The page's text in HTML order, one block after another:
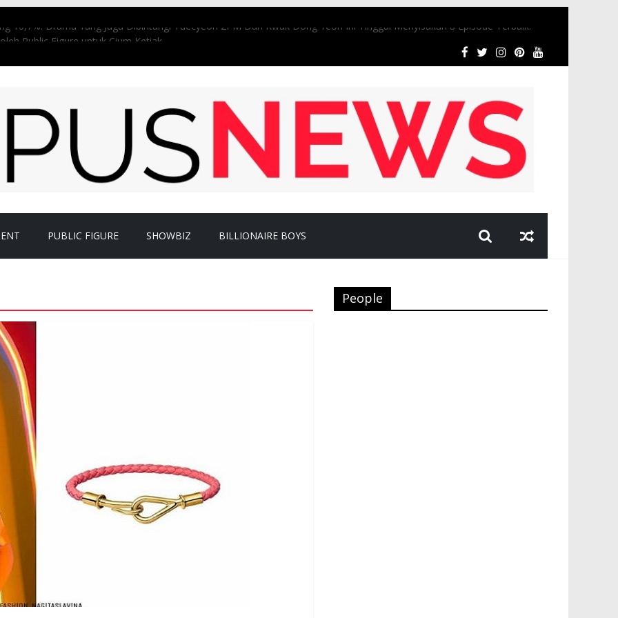
10,7%. Drama Yang Juga Dibintangi Taecyeon 2PM Dan Kwak Dong Yeon Ini Tinggal Menyisakan 8 Episode Terbaik.
Merah Muda, Stunning Abis!
PUBLIC FIGURE SHOWBIZ BILLIONAIRE BOYS
People